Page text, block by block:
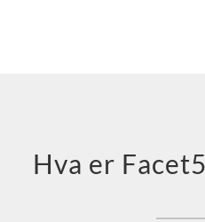
Hva er